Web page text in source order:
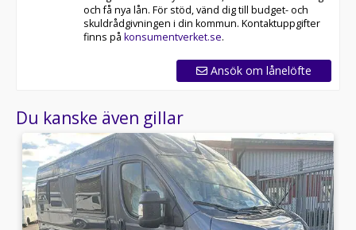
och få nya lån. För stöd, vänd dig till budget- och
skuldrådgivningen i din kommun. Kontaktuppgifter
finns på konsumentverket.se.
Ansök om lånelöfte
Du kanske även gillar